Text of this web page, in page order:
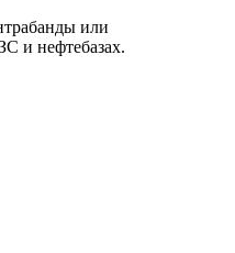
или
и нeфтeбaзaх.